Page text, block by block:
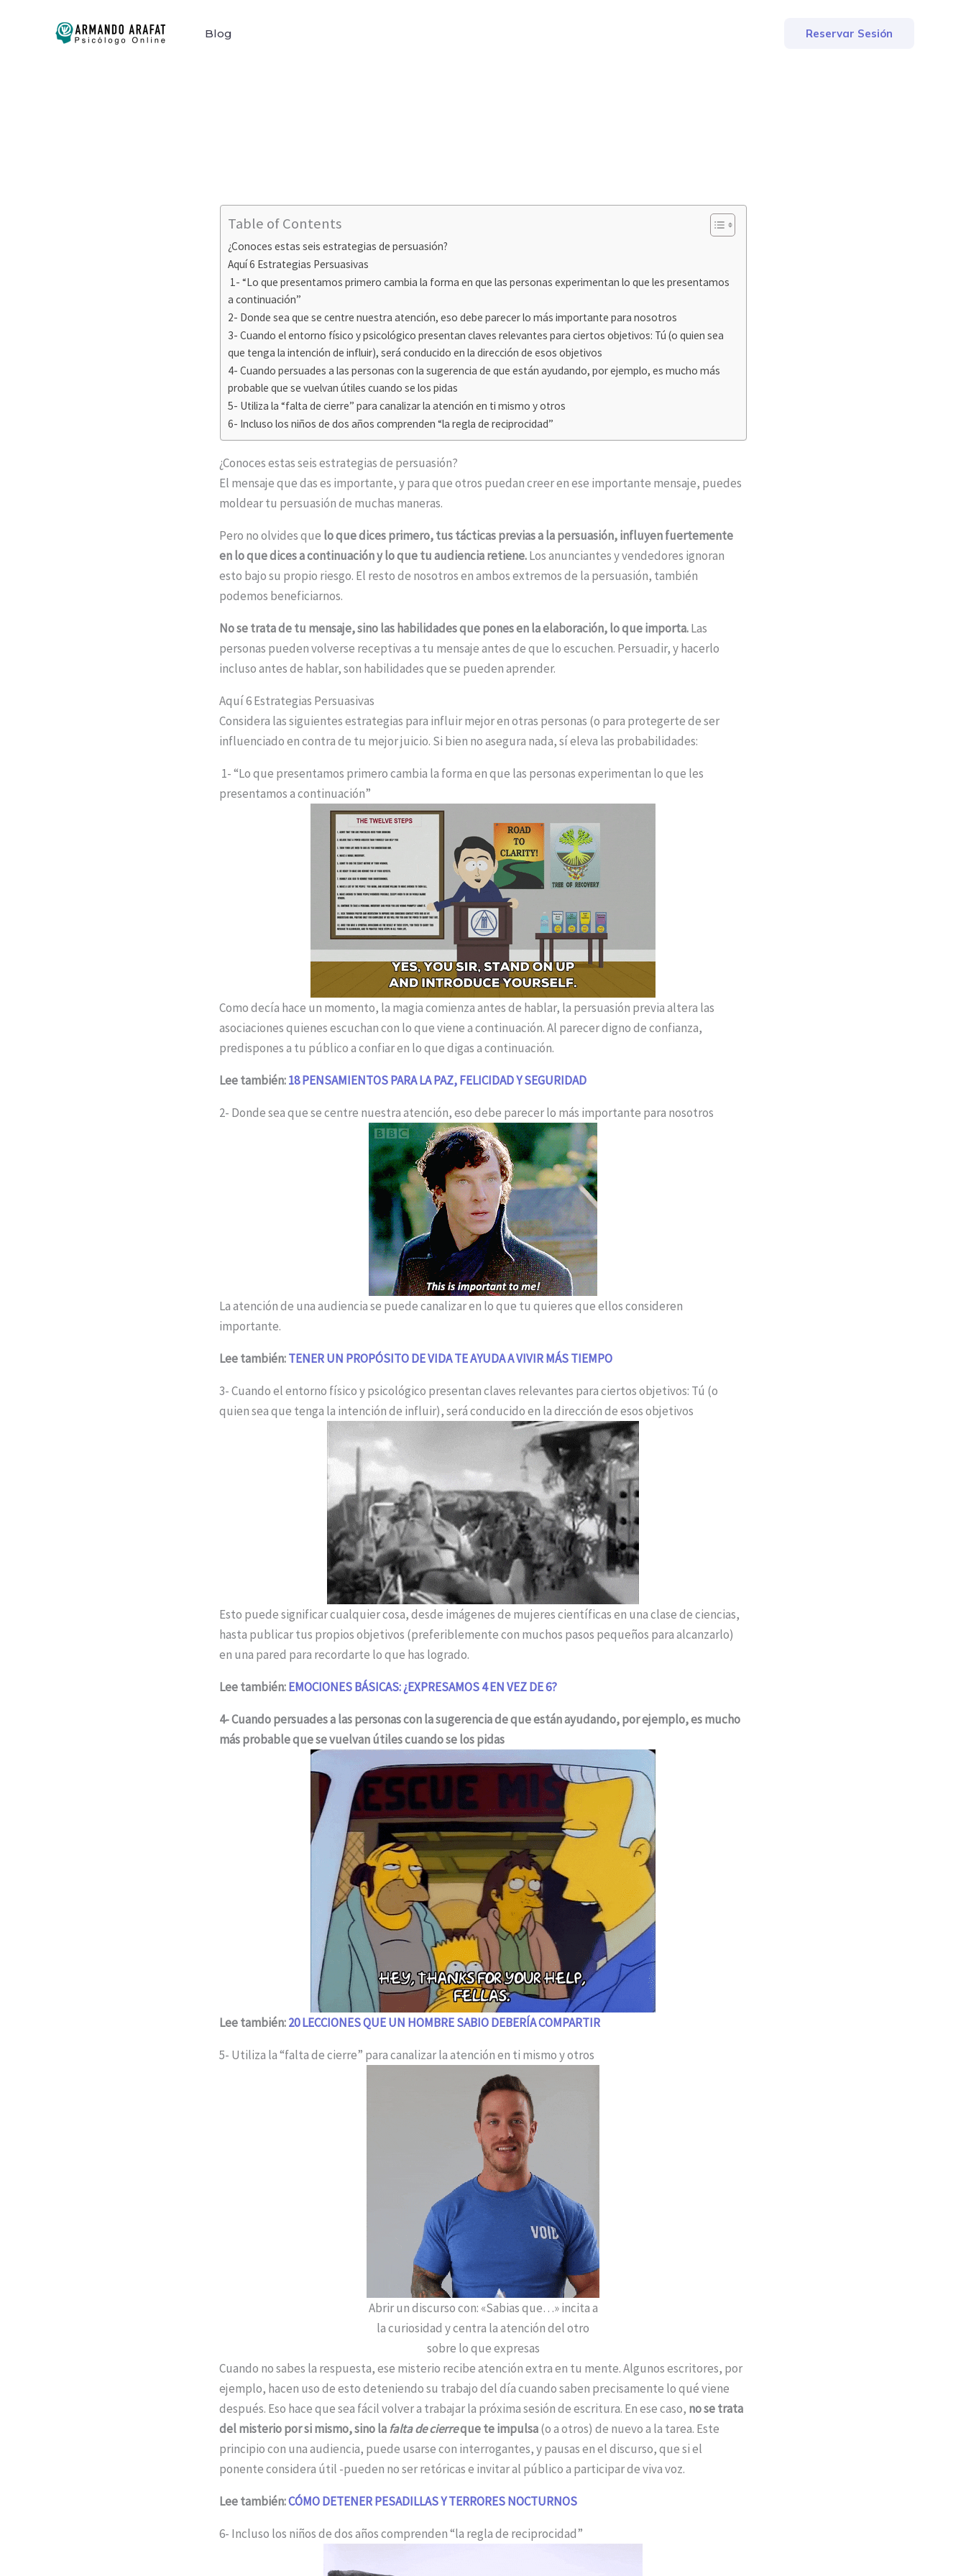
Blog Reservar Sesión
Table of Contents
¿Conoces estas seis estrategias de persuasión?
Aquí 6 Estrategias Persuasivas
1- “Lo que presentamos primero cambia la forma en que las personas experimentan lo que les presentamos
a continuación”
2- Donde sea que se centre nuestra atención, eso debe parecer lo más importante para nosotros
3- Cuando el entorno físico y psicológico presentan claves relevantes para ciertos objetivos: Tú (o quien sea
que tenga la intención de influir), será conducido en la dirección de esos objetivos
4- Cuando persuades a las personas con la sugerencia de que están ayudando, por ejemplo, es mucho más
probable que se vuelvan útiles cuando se los pidas
5- Utiliza la “falta de cierre” para canalizar la atención en ti mismo y otros
6- Incluso los niños de dos años comprenden “la regla de reciprocidad”
¿Conoces estas seis estrategias de persuasión?
El mensaje que das es importante, y para que otros puedan creer en ese importante mensaje, puedes
moldear tu persuasión de muchas maneras.
Pero no olvides que lo que dices primero, tus tácticas previas a la persuasión, influyen fuertemente
en lo que dices a continuación y lo que tu audiencia retiene.Los anunciantes y vendedores ignoran
esto bajo su propio riesgo. El resto de nosotros en ambos extremos de la persuasión, también
podemos beneficiarnos.
No se trata de tu mensaje, sino las habilidades que pones en la elaboración, lo que importa.Las
personas pueden volverse receptivas a tu mensaje antes de que lo escuchen. Persuadir, y hacerlo
incluso antes de hablar, son habilidades que se pueden aprender.
Aquí 6 Estrategias Persuasivas
Considera las siguientes estrategias para influir mejor en otras personas (o para protegerte de ser
influenciado en contra de tu mejor juicio. Si bien no asegura nada, sí eleva las probabilidades:
1- “Lo que presentamos primero cambia la forma en que las personas experimentan lo que les
presentamos a continuación”
Como decía hace un momento, la magia comienza antes de hablar, la persuasión previa altera las
asociaciones quienes escuchan con lo que viene a continuación. Al parecer digno de confianza,
predispones a tu público a confiar en lo que digas a continuación.
Lee también:18 PENSAMIENTOS PARA LA PAZ, FELICIDAD Y SEGURIDAD
2- Donde sea que se centre nuestra atención, eso debe parecer lo más importante para nosotros
La atención de una audiencia se puede canalizar en lo que tu quieres que ellos consideren
importante.
Lee también:TENER UN PROPÓSITO DE VIDA TE AYUDA A VIVIR MÁS TIEMPO
3- Cuando el entorno físico y psicológico presentan claves relevantes para ciertos objetivos: Tú (o
quien sea que tenga la intención de influir), será conducido en la dirección de esos objetivos
Esto puede significar cualquier cosa, desde imágenes de mujeres científicas en una clase de ciencias,
hasta publicar tus propios objetivos (preferiblemente con muchos pasos pequeños para alcanzarlo)
en una pared para recordarte lo que has logrado.
Lee también:EMOCIONES BÁSICAS: ¿EXPRESAMOS 4 EN VEZ DE 6?
4- Cuando persuades a las personas con la sugerencia de que están ayudando, por ejemplo, es mucho
más probable que se vuelvan útiles cuando se los pidas
Lee también:20 LECCIONES QUE UN HOMBRE SABIO DEBERÍA COMPARTIR
5- Utiliza la “falta de cierre” para canalizar la atención en ti mismo y otros
Abrir un discurso con: «Sabias que…» incita a
la curiosidad y centra la atención del otro
sobre lo que expresas
Cuando no sabes la respuesta, ese misterio recibe atención extra en tu mente. Algunos escritores, por
ejemplo, hacen uso de esto deteniendo su trabajo del día cuando saben precisamente lo qué viene
después. Eso hace que sea fácil volver a trabajar la próxima sesión de escritura. En ese caso, no se trata
del misterio por si mismo, sino lafalta de cierreque te impulsa(o a otros) de nuevo a la tarea. Este
principio con una audiencia, puede usarse con interrogantes, y pausas en el discurso, que si el
ponente considera útil -pueden no ser retóricas e invitar al público a participar de viva voz.
Lee también:CÓMO DETENER PESADILLAS Y TERRORES NOCTURNOS
6- Incluso los niños de dos años comprenden “la regla de reciprocidad”